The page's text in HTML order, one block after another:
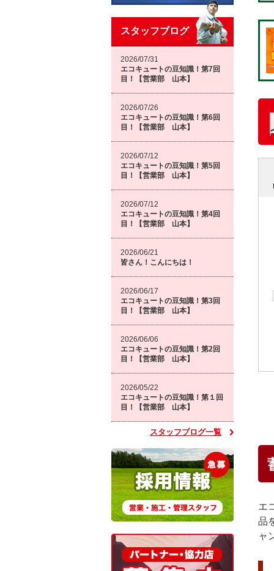
スタッフブログ
2026/07/31
エコキュートの豆知識！第7回
目！【営業部 山本】
2026/07/26
エコキュートの豆知識！第6回
目！【営業部 山本】
2026/07/12
エコキュートの豆知識！第5回
目！【営業部 山本】
2026/07/12
エコキュートの豆知識！第4回
目！【営業部 山本】
2026/06/21
皆さん！こんにちは！
2026/06/17
エコキュートの豆知識！第3回
目！【営業部 山本】
2026/06/06
エコキュートの豆知識！第2回
目！【営業部 山本】
2026/05/22
エコキュートの豆知識！第１回
目！【営業部 山本】
スタッフブログ一覧
エ
品
ャ